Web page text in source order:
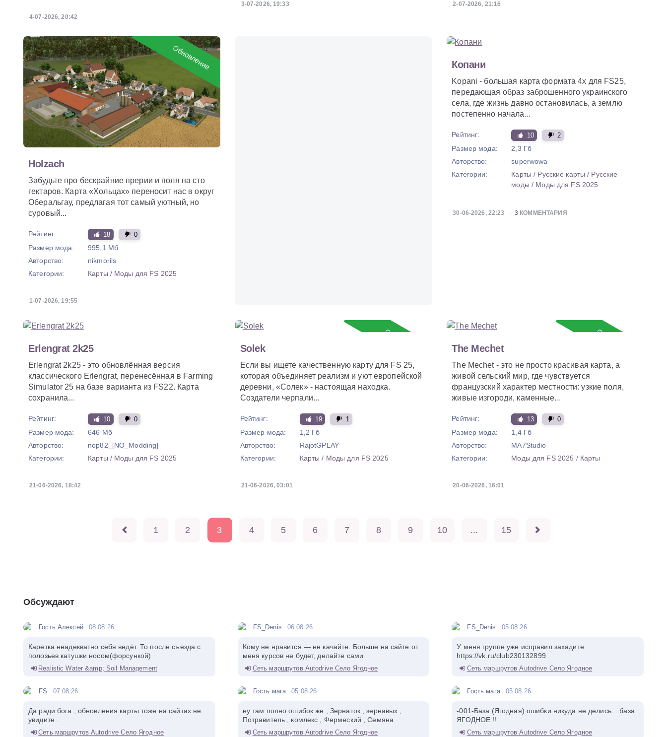
4-07-2026, 20:42
3-07-2026, 19:33 2-07-2026, 21:16
Обновление
Holzach
Забудьте про бескрайние прерии и поля на сто
гектаров. Карта «Хольцах» переносит нас в округ
Оберальгау, предлагая тот самый уютный, но
суровый...
Рейтинг: 18 0
Размер мода:
995,1 Мб
Авторство:
nikmorils
Категории:
Карты / Моды для FS 2025
1-07-2026, 19:55
Копани
Kopani - большая карта формата 4x для FS25,
передающая образ заброшенного украинского
села, где жизнь давно остановилась, а землю
постепенно начала...
Рейтинг: 10 2
Размер мода:
2,3 Гб
Авторство:
superwowa
Категории:
Карты / Русские карты / Русские
моды / Моды для FS 2025
30-06-2026, 22:23 3 КОММЕНТАРИЯ
Erlengrat 2k25
Erlengrat 2k25 - это обновлённая версия
классического Erlengrat, перенесённая в Farming
Simulator 25 на базе варианта из FS22. Карта
сохранила...
Рейтинг: 10 0
Размер мода:
646 Мб
Авторство:
nop82_[NO_Modding]
Категории:
Карты / Моды для FS 2025
21-06-2026, 18:42
Обновление
Solek
Если вы ищете качественную карту для FS 25,
которая объединяет реализм и уют европейской
деревни, «Солек» - настоящая находка.
Создатели черпали...
Рейтинг: 19 1
Размер мода:
1,2 Гб
Авторство:
RajotGPLAY
Категории:
Карты / Моды для FS 2025
21-06-2026, 03:01
Обновление
The Mechet
The Mechet - это не просто красивая карта, а
живой сельский мир, где чувствуется
французский характер местности: узкие поля,
живые изгороди, каменные...
Рейтинг: 13 0
Размер мода:
1,4 Гб
Авторство:
MA7Studio
Категории:
Моды для FS 2025 / Карты
20-06-2026, 16:01
1 2 3 4 5 6 7 8 9 10 ... 15
Обсуждают
Гость Алексей 08.08.26
Каретка неадекватно себя ведёт. То после съезда с
полозьев катушки носом(форсункой)
Realistic Water &amp; Soil Management
FS 07.08.26
Да ради бога , обновления карты тоже на сайтах не
увидите .
Сеть маршрутов Autodrive Село Ягодное
FS_Denis 06.08.26
Кому не нравится — не качайте. Больше на сайте от
меня курсов не будет, делайте сами
Сеть маршрутов Autodrive Село Ягодное
Гость мага 05.08.26
ну там полно ошибок же , Зернаток , зернавых ,
Потравитель , комлекс , Фермеский , Семяна
Сеть маршрутов Autodrive Село Ягодное
FS_Denis 05.08.26
У меня группе уже исправил захадите
https://vk.ru/club230132899
Сеть маршрутов Autodrive Село Ягодное
Гость мага 05.08.26
-001-База (Ягодная) ошибки никуда не делись... база
ЯГОДНОЕ !!
Сеть маршрутов Autodrive Село Ягодное